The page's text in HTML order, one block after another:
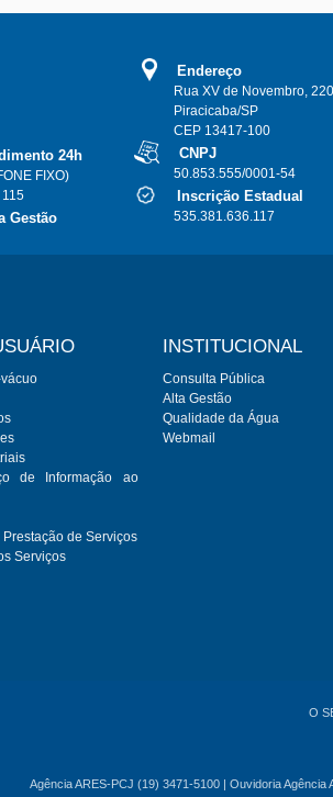
24h
FIXO)
Gestão
Endereço
Rua XV de Novembro,
Piracicaba/SP
CEP 13417-100
CNPJ
50.853.555/0001-54
Inscrição Estadual
535.381.636.117
INSTITUCIONAL
Consulta Pública
Alta Gestão
Qualidade da Água
Webmail
de Informação ao
de Serviços
Serviços
O
Agência ARES-PCJ (19) 3471-5100 | Ouvidoria